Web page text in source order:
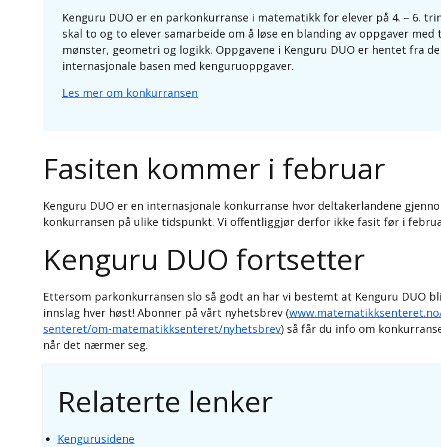
Kenguru DUO er en parkonkurranse i matematikk for elever på 4. – 6.
skal to og to elever samarbeide om å løse en blanding av oppgaver med
mønster, geometri og logikk. Oppgavene i Kenguru DUO er hentet fra
internasjonale basen med kenguruoppgaver.
Les mer om konkurransen
Fasiten kommer i februar
Kenguru DUO er en internasjonale konkurranse hvor deltakerlandene
konkurransen på ulike tidspunkt. Vi offentliggjør derfor ikke fasit før i
Kenguru DUO fortsetter
Ettersom parkonkurransen slo så godt an har vi bestemt at Kenguru DUO
innslag hver høst! Abonner på vårt nyhetsbrev (
senteret/om-matematikksenteret/nyhetsbrev) så får du info om
når det nærmer seg.
Relaterte lenker
Kengurusidene